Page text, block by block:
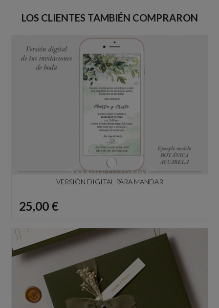
LOS CLIENTES TAMBIÉN COMPRARON
VERSIÓN DIGITAL PARA MANDAR
Precio
25,00 €